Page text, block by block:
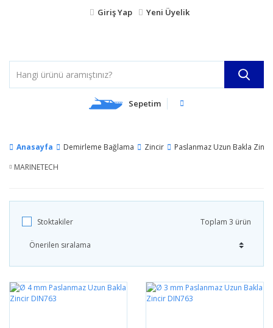
Giriş Yap Yeni Üyelik
Sepetim
Anasayfa Demirleme Bağlama Zincir
Paslanmaz Uzun Bakla Zincir
MARINETECH
Stoktakiler Toplam 3 ürün